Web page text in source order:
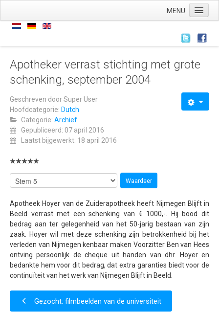
MENU
Home
Nieuws
Archief
Links
Wie zijn we
De stichting
AVG
Wat hebben we
Voorstellingen
Samenwerking
Beeldschriften
Wat zoeken we
Vrijwilligers
Apotheker verrast stichting met grote
schenking, september 2004
Geschreven doorSuper User
Hoofdcategorie: Dutch
Categorie: Archief
Gepubliceerd: 07 april 2016
Laatst bijgewerkt: 18 april 2016
Apotheek Hoyer van de Zuiderapotheek heeft Nijmegen Blijft in
Beeld verrast met een schenking van € 1000,-. Hij bood dit
bedrag aan ter gelegenheid van het 50-jarig bestaan van zijn
zaak. Hoyer wil met deze schenking zijn betrokkenheid bij het
verleden van Nijmegen kenbaar maken Voorzitter Ben van Hees
ontving persoonlijk de cheque uit handen van dhr. Hoyer en
bedankte hem voor dit bedrag, dat extra garanties biedt voor de
continuïteit van het werk van Nijmegen Blijft in Beeld.
Gezocht: filmbeelden van de universiteit